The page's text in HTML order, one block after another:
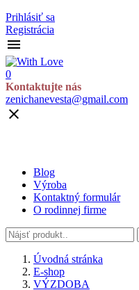
Prihlásiť sa
Registrácia

0
Kontaktujte nás
zenichanevesta@gmail.com

Blog
Výroba
Kontaktný formulár
O rodinnej firme
Úvodná stránka
E-shop
VÝZDOBA